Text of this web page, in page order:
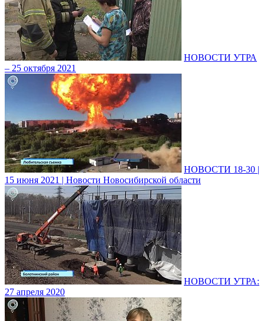
НОВОСТИ УТРА
– 25 октября 2021
НОВОСТИ 18-30 |
15 июня 2021 | Новости Новосибирской области
НОВОСТИ УТРА:
27 апреля 2020